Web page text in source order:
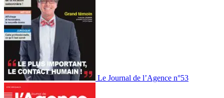
Le Journal de l’Agence n°53